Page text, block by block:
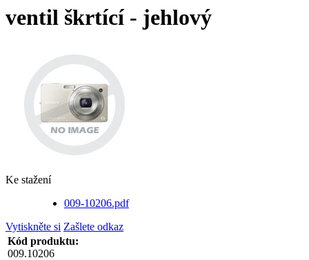
ventil škrtící - jehlový
Ke stažení
009-10206.pdf
Vytiskněte si Zašlete odkaz
Kód produktu:
009.10206